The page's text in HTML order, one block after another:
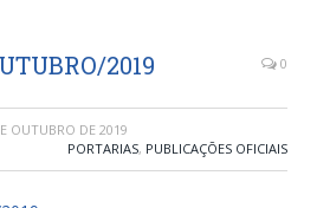
2019 0
OUTUBRO DE 2019
PORTARIAS, PUBLICAÇÕES OFICIAIS